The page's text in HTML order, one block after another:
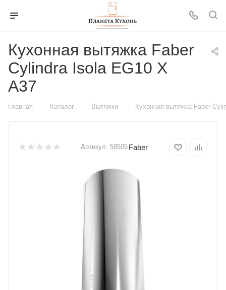
Кухонная вытяжка Faber
Cylindra Isola EG10 X
A37
Главная — Каталог — Вытяжки — Кухонная вытяжка Faber
Артикул: 58505 Faber